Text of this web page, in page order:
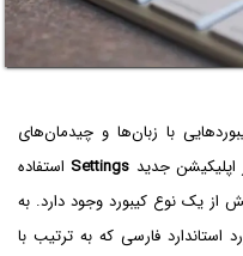
با زبان‌ها و چیدمان‌های
اپلیکیشن جدید Settings استفاده
از یک نوع کیبورد وجود دارد. به
استاندارد فارسی که به ترتیب با